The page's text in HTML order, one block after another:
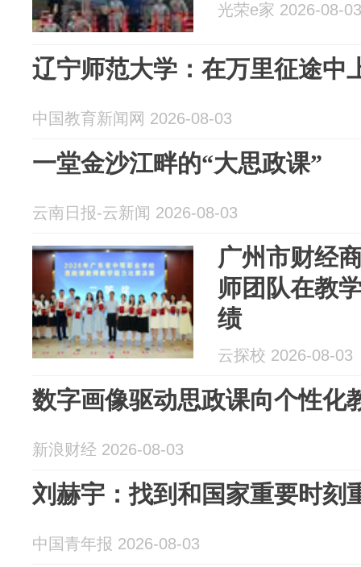
光荣e家 2026-08-03
辽宁师范大学：在万里征途中
中国教育新闻网 2026-08-03
一堂金沙江畔的“大思政课”
云南日报-云新闻 2026-08-03
广州市财经
师团队在教
绩
云探校 2026-08-03
数字画像驱动思政课向个性化
新浪财经 2026-08-03
刘赫宇：找到和国家重要时刻
中国青年报 2026-08-03